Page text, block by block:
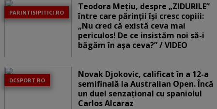
PARINTISIPITICI.RO
Teodora Mețiu, despre „ZIDURILE”
între care părinții își cresc copiii:
„Nu cred că există ceva mai
periculos! De ce insistăm noi să-i
băgăm în așa ceva?” / VIDEO
DCSPORT.RO
Novak Djokovic, calificat în a 12-a
semifinală la Australian Open. Încă
un duel senzațional cu spaniolul
Carlos Alcaraz